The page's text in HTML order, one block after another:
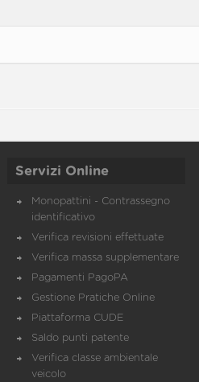
Servizi Online
Monopattini - Contrassegno
identificativo
Verifica revisioni effettuate
Verifica massa supplementare
Pagamenti PagoPA
Gestione Pratiche Online
Piattaforma CUDE
Saldo punti patente
Verifica classe ambientale
veicolo